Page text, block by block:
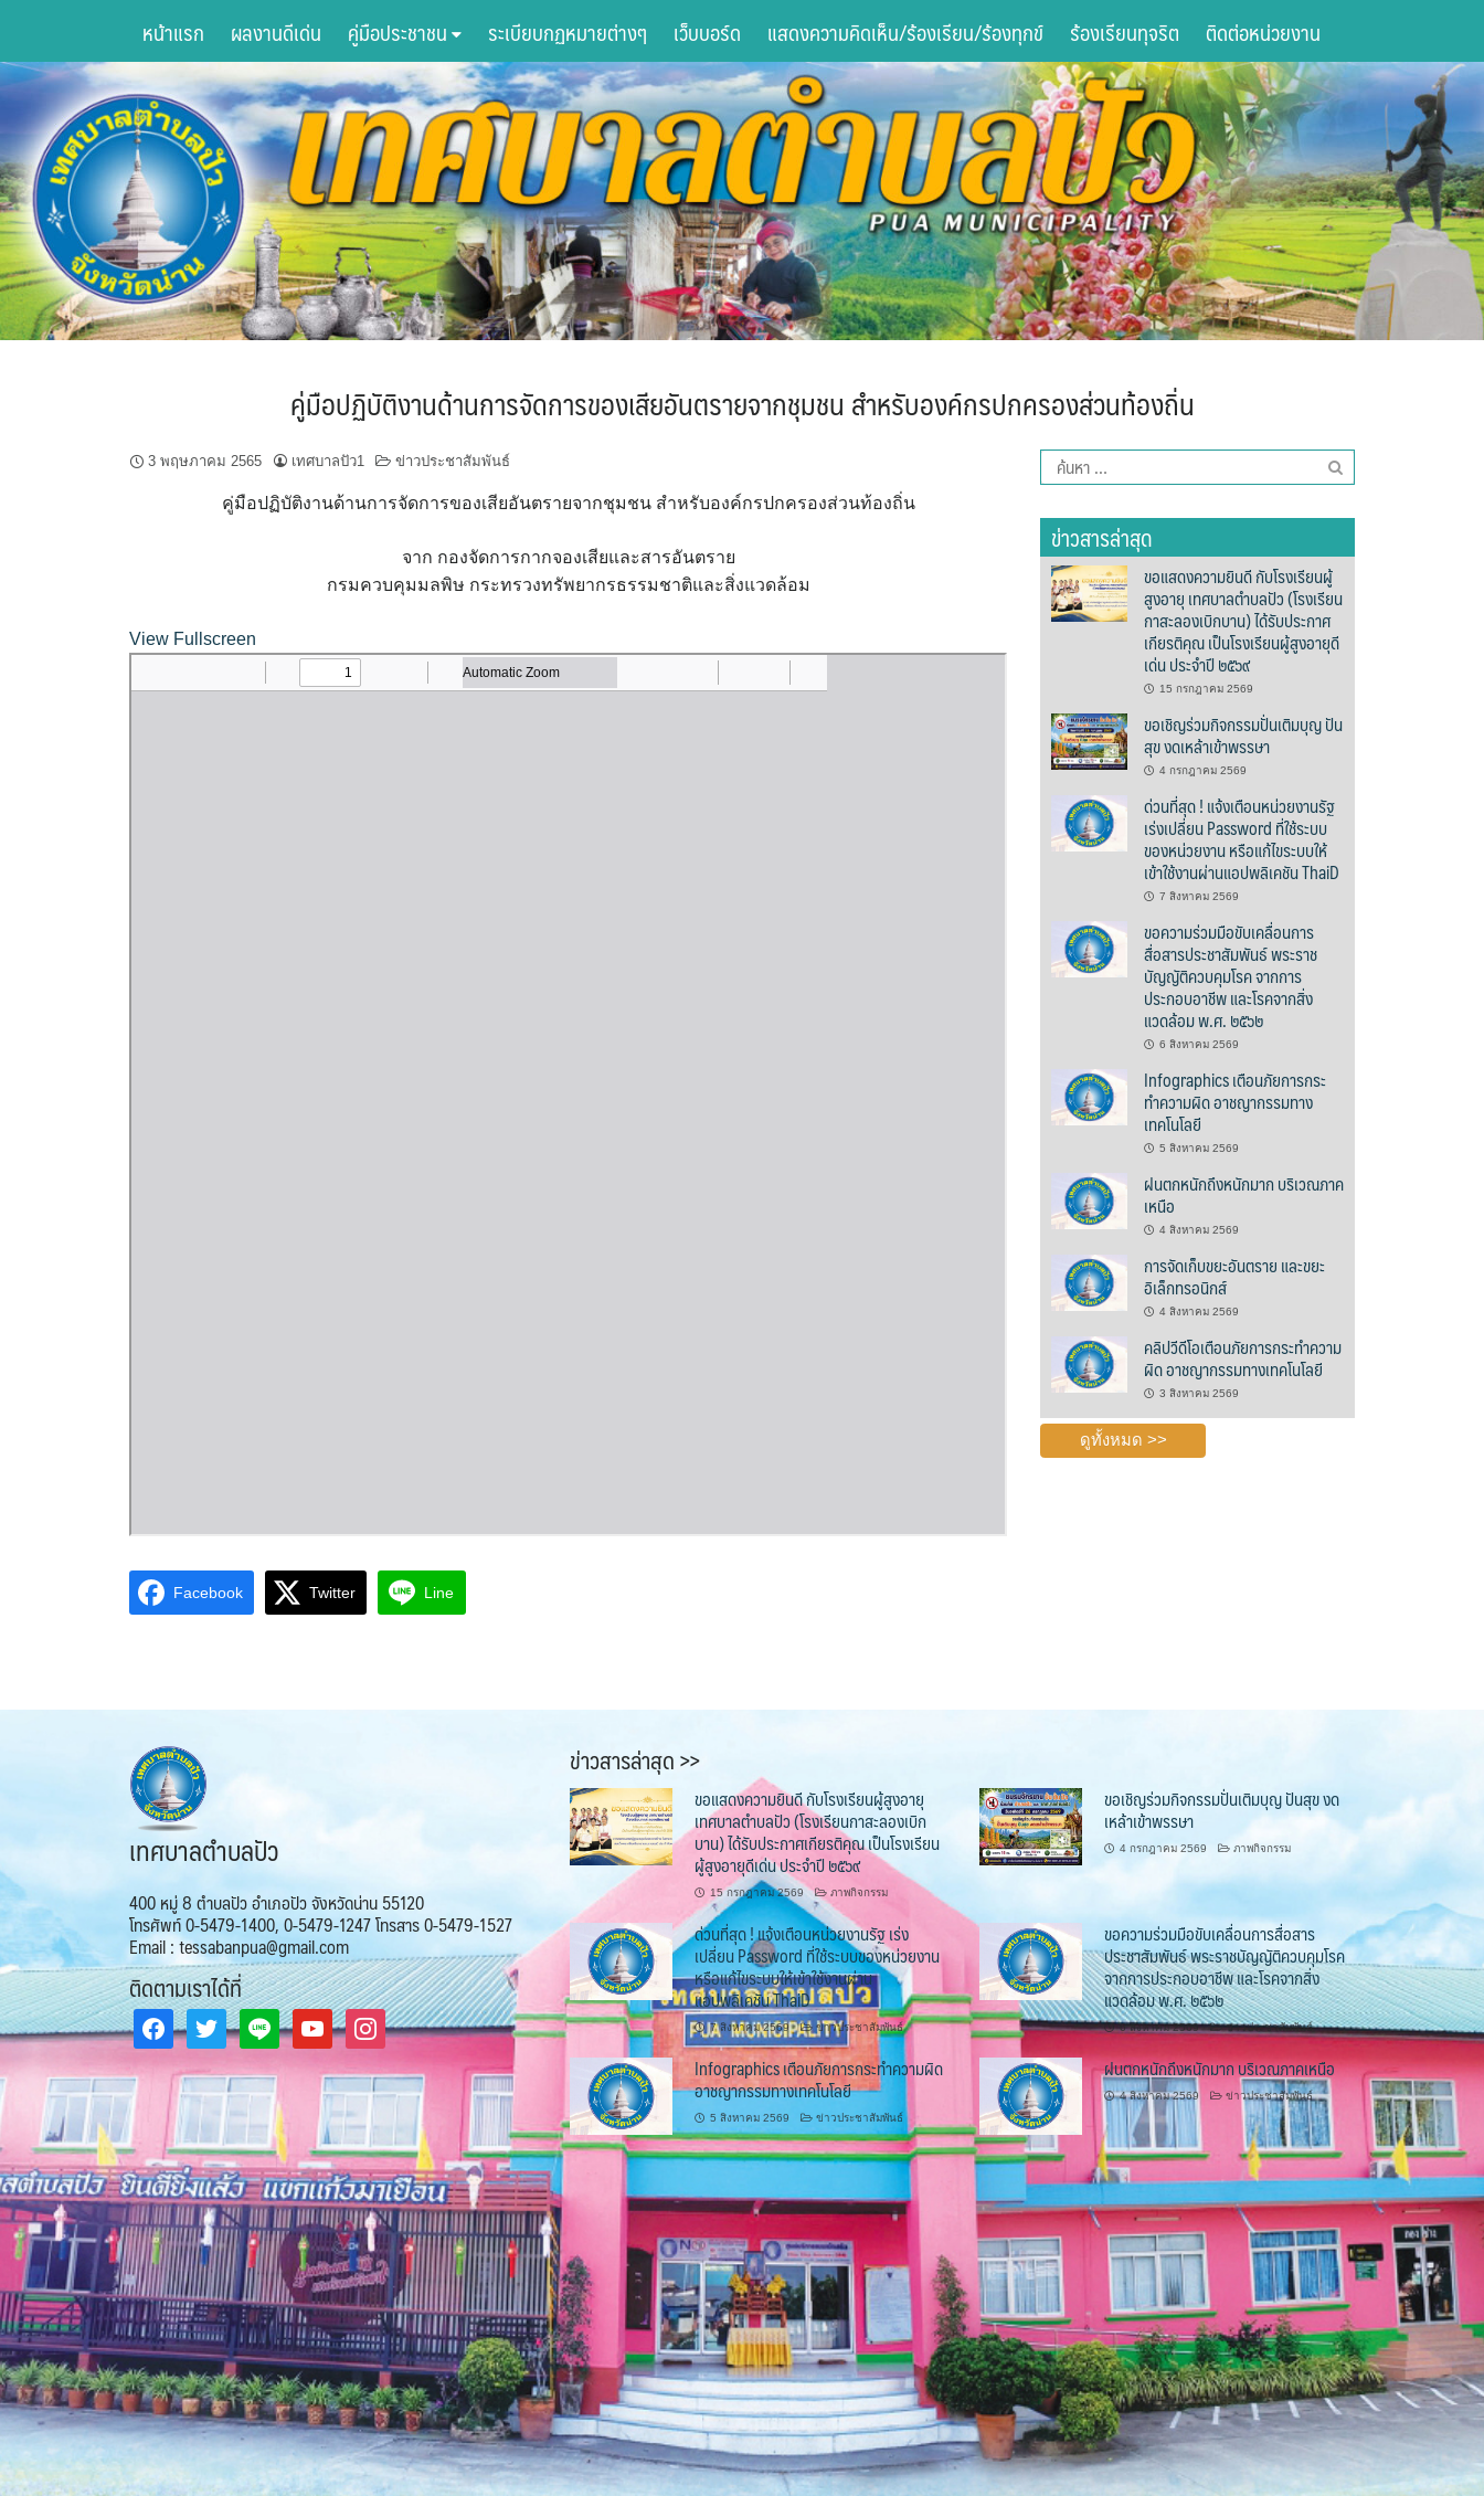
content
หน้าแรก ผลงานดีเด่น คู่มือประชาชน ระเบียบกฏหมายต่างๆ เว็บบอร์ด แสดงความคิดเห็น/ร้องเรียน/ร้องทุกข์ ร้องเรียนทุจริต ติดต่อหน่วยงาน
คู่มือปฏิบัติงานด้านการจัดการของเสียอันตรายจากชุมชน สำหรับองค์กรปกครองส่วนท้องถิ่น
3 พฤษภาคม 2565 เทศบาลปัว1 ข่าวประชาสัมพันธ์
คู่มือปฏิบัติงานด้านการจัดการของเสียอันตรายจากชุมชน สำหรับองค์กรปกครองส่วนท้องถิ่น
จาก กองจัดการกากจองเสียและสารอันตราย
กรมควบคุมมลพิษ กระทรวงทรัพยากรธรรมชาติและสิ่งแวดล้อม
View Fullscreen
Facebook Twitter Line
ค้นหา
สำหรับ:
ข่าวสารล่าสุด
ขอแสดงความยินดี กับโรงเรียนผู้
สูงอายุ เทศบาลตำบลปัว (โรงเรียน
กาสะลองเบิกบาน) ได้รับประกาศ
เกียรติคุณ เป็นโรงเรียนผู้สูงอายุดี
เด่น ประจำปี ๒๕๖๙
15 กรกฎาคม 2569
ขอเชิญร่วมกิจกรรมปั่นเติมบุญ ปัน
สุข งดเหล้าเข้าพรรษา
4 กรกฎาคม 2569
ด่วนที่สุด ! แจ้งเตือนหน่วยงานรัฐ
เร่งเปลี่ยน Password ที่ใช้ระบบ
ของหน่วยงาน หรือแก้ไขระบบให้
เข้าใช้งานผ่านแอปพลิเคชัน ThaiD
7 สิงหาคม 2569
ขอความร่วมมือขับเคลื่อนการ
สื่อสารประชาสัมพันธ์ พระราช
บัญญัติควบคุมโรค จากการ
ประกอบอาชีพ และโรคจากสิ่ง
แวดล้อม พ.ศ. ๒๕๖๒
6 สิงหาคม 2569
Infographics เตือนภัยการกระ
ทำความผิด อาชญากรรมทาง
เทคโนโลยี
5 สิงหาคม 2569
ฝนตกหนักถึงหนักมาก บริเวณภาค
เหนือ
4 สิงหาคม 2569
การจัดเก็บขยะอันตราย และขยะ
อิเล็กทรอนิกส์
4 สิงหาคม 2569
คลิปวีดีโอเตือนภัยการกระทำความ
ผิด อาชญากรรมทางเทคโนโลยี
3 สิงหาคม 2569
ดูทั้งหมด >>
เทศบาลตำบลปัว
400 หมู่ 8 ตำบลปัว อำเภอปัว จังหวัดน่าน 55120
โทรศัพท์ 0-5479-1400, 0-5479-1247 โทรสาร 0-5479-1527
Email : tessabanpua@gmail.com
ติดตามเราได้ที่
facebooktwitter line youtubeinstagram
ข่าวสารล่าสุด >>
ขอแสดงความยินดี กับโรงเรียนผู้สูงอายุ
เทศบาลตำบลปัว (โรงเรียนกาสะลองเบิก
บาน) ได้รับประกาศเกียรติคุณ เป็นโรงเรียน
ผู้สูงอายุดีเด่น ประจำปี ๒๕๖๙
15 กรกฎาคม 2569 ภาพกิจกรรม
ขอเชิญร่วมกิจกรรมปั่นเติมบุญ ปันสุข งด
เหล้าเข้าพรรษา
4 กรกฎาคม 2569 ภาพกิจกรรม
ด่วนที่สุด ! แจ้งเตือนหน่วยงานรัฐ เร่ง
เปลี่ยน Password ที่ใช้ระบบของหน่วยงาน
หรือแก้ไขระบบให้เข้าใช้งานผ่าน
แอปพลิเคชัน ThaiD
7 สิงหาคม 2569 ข่าวประชาสัมพันธ์
ขอความร่วมมือขับเคลื่อนการสื่อสาร
ประชาสัมพันธ์ พระราชบัญญัติควบคุมโรค
จากการประกอบอาชีพ และโรคจากสิ่ง
แวดล้อม พ.ศ. ๒๕๖๒
6 สิงหาคม 2569 ข่าวประชาสัมพันธ์
Infographics เตือนภัยการกระทำความผิด
อาชญากรรมทางเทคโนโลยี
5 สิงหาคม 2569 ข่าวประชาสัมพันธ์
ฝนตกหนักถึงหนักมาก บริเวณภาคเหนือ
4 สิงหาคม 2569 ข่าวประชาสัมพันธ์